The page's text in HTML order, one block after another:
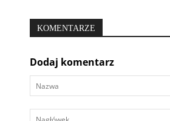
KOMENTARZE
Dodaj komentarz
Nazwa
Nagłówek